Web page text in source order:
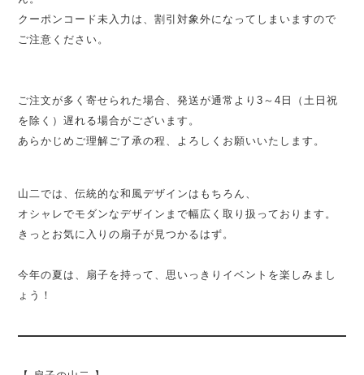
クーポンコード未入力は、割引対象外になってしまいますので
ご注意ください。
ご注文が多く寄せられた場合、発送が通常より3～4日（土日祝
を除く）遅れる場合がございます。
あらかじめご理解ご了承の程、よろしくお願いいたします。
山二では、伝統的な和風デザインはもちろん、
オシャレでモダンなデザインまで幅広く取り扱っております。
きっとお気に入りの扇子が見つかるはず。
今年の夏は、扇子を持って、思いっきりイベントを楽しみまし
ょう！